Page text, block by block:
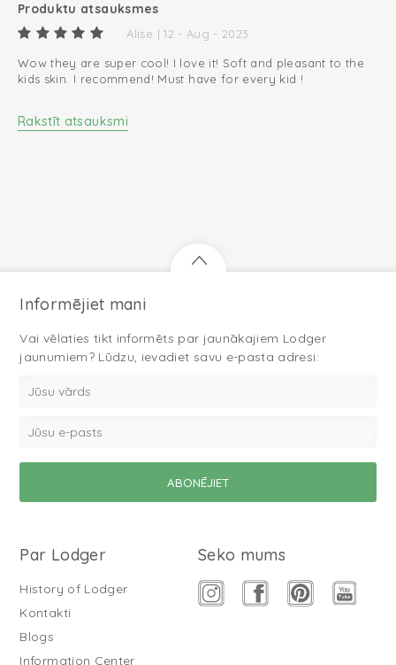
Produktu atsauksmes
Alise | 12 - Aug - 2023
Wow they are super cool! I love it! Soft and pleasant to the
kids skin. I recommend! Must have for every kid !
Rakstīt atsauksmi
Informējiet mani
Vai vēlaties tikt informēts par jaunākajiem Lodger
jaunumiem? Lūdzu, ievadiet savu e-pasta adresi:
Par Lodger
History of Lodger
Kontakti
Blogs
Information Center
Seko mums